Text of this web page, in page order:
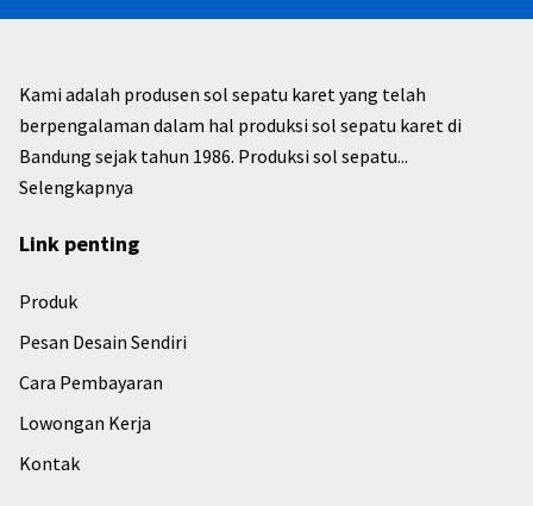
Kami adalah produsen sol sepatu karet yang telah
berpengalaman dalam hal produksi sol sepatu karet di
Bandung sejak tahun 1986. Produksi sol sepatu...
Selengkapnya
Link penting
Produk
Pesan Desain Sendiri
Cara Pembayaran
Lowongan Kerja
Kontak